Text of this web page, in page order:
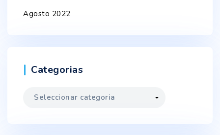
Agosto 2022
Categorias
Categorias